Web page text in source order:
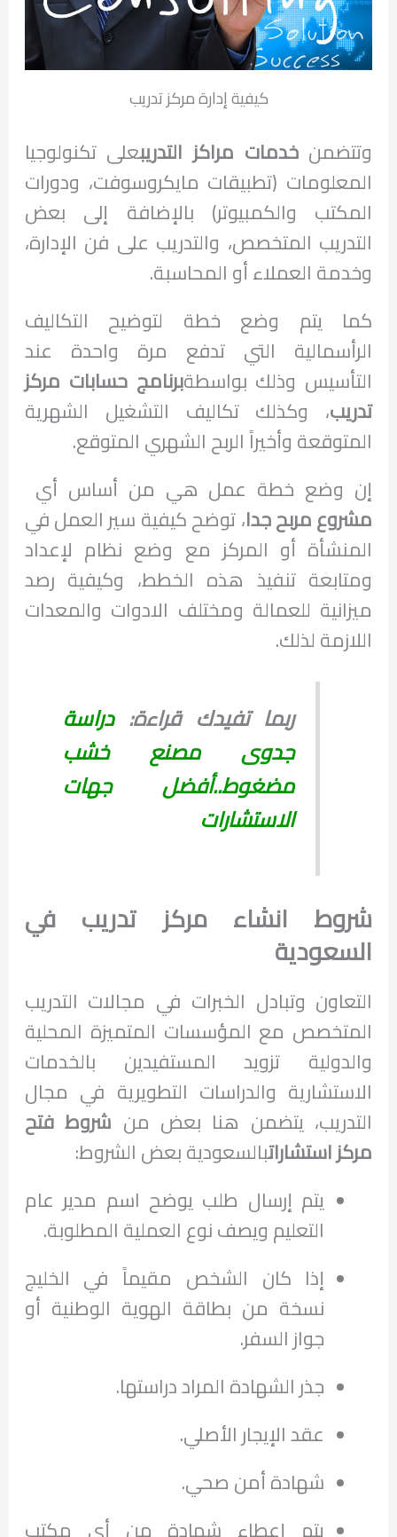
كيفية إدارة مركز تدريب
وتتضمنخدمات مراكز التدريبعلى تكنولوجيا
المعلومات (تطبيقات مايكروسوفت، ودورات
المكتب والكمبيوتر) بالإضافة إلى بعض
التدريب المتخصص، والتدريب على فن الإدارة،
وخدمة العملاء أو المحاسبة.
كما يتم وضع خطة لتوضيح التكاليف
الرأسمالية التي تدفع مرة واحدة عند
التأسيس وذلك بواسطةبرنامج حسابات مركز
تدريب، وكذلك تكاليف التشغيل الشهرية
المتوقعة وأخيراً الربح الشهري المتوقع.
إن وضع خطة عمل هي من أساس أي
مشروع مربح جدا، توضح كيفية سير العمل في
المنشأة أو المركز مع وضع نظام لإعداد
ومتابعة تنفيذ هذه الخطط، وكيفية رصد
ميزانية للعمالة ومختلف الادوات والمعدات
اللازمة لذلك.
ربما تفيدك قراءة:دراسة
جدوى مصنع خشب
مضغوط..أفضل جهات
الاستشارات
شروط انشاء مركز تدريب في
السعودية
التعاون وتبادل الخبرات في مجالات التدريب
المتخصص مع المؤسسات المتميزة المحلية
والدولية تزويد المستفيدين بالخدمات
الاستشارية والدراسات التطويرية في مجال
التدريب، يتضمن هنا بعض من شروط فتح
مركز استشاراتبالسعودية بعض الشروط:
يتم إرسال طلب يوضح اسم مدير عام
التعليم ويصف نوع العملية المطلوبة.
إذا كان الشخص مقيماً في الخليج
نسخة من بطاقة الهوية الوطنية أو
جواز السفر.
جذر الشهادة المراد دراستها.
عقد الإيجار الأصلي.
شهادة أمن صحي.
يتم إعطاء شهادة من أي مكتب